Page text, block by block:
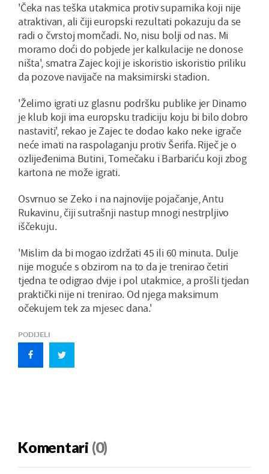
'Čeka nas teška utakmica protiv suparnika koji nije
atraktivan, ali čiji europski rezultati pokazuju da se
radi o čvrstoj momčadi. No, nisu bolji od nas. Mi
moramo doći do pobjede jer kalkulacije ne donose
ništa', smatra Zajec koji je iskoristio iskoristio priliku
da pozove navijače na maksimirski stadion.
'Želimo igrati uz glasnu podršku publike jer Dinamo
je klub koji ima europsku tradiciju koju bi bilo dobro
nastaviti', rekao je Zajec te dodao kako neke igrače
neće imati na raspolaganju protiv Šerifa. Riječ je o
ozlijeđenima Butini, Tomečaku i Barbariću koji zbog
kartona ne može igrati.
Osvrnuo se Zeko i na najnovije pojačanje, Antu
Rukavinu, čiji sutrašnji nastup mnogi nestrpljivo
iščekuju.
'Mislim da bi mogao izdržati 45 ili 60 minuta. Dulje
nije moguće s obzirom na to da je trenirao četiri
tjedna te odigrao dvije i pol utakmice, a prošli tjedan
praktički nije ni trenirao. Od njega maksimum
očekujem tek za mjesec dana.'
PODIJELI
Komentari (0)